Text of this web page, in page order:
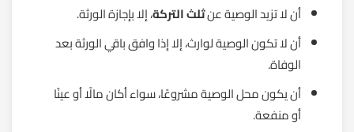
أن لا تزيد الوصية عنثلث التركة، إلا بإجازة الورثة.
أن لا تكون الوصية لوارث، إلا إذا وافق باقي الورثة بعد
الوفاة.
أن يكون محل الوصية مشروعًا، سواء أكان مالًا أو عينًا
أو منفعة.